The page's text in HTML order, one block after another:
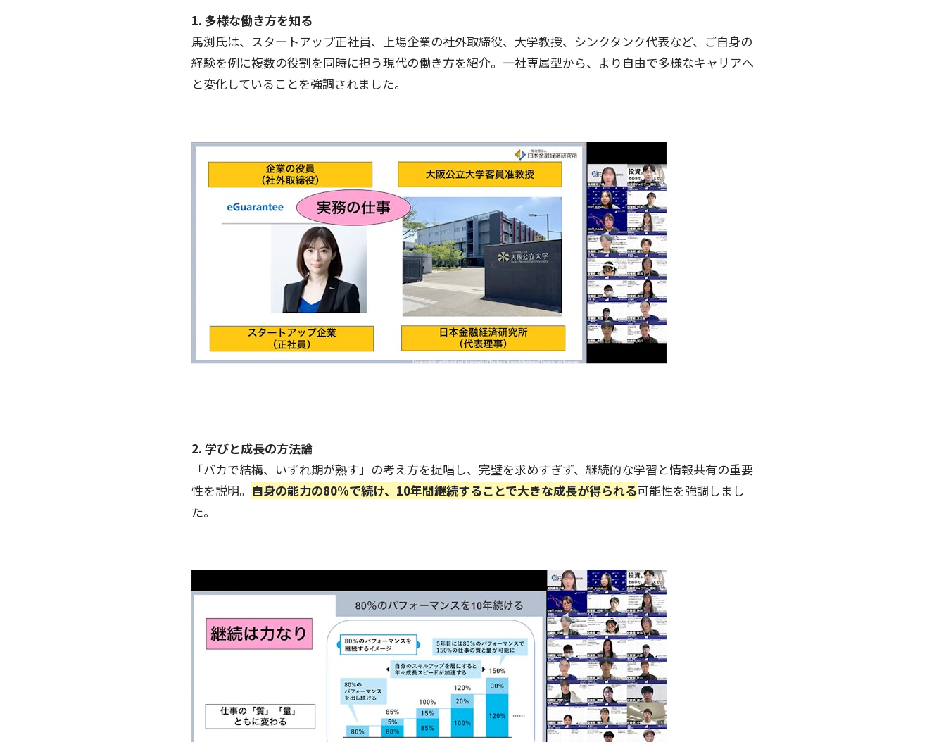
1. 多様な働き方を知る
馬渕氏は、スタートアップ正社員、上場企業の社外取締役、大学教授、シンクタンク代表など、ご自身の
経験を例に複数の役割を同時に担う現代の働き方を紹介。一社専属型から、より自由で多様なキャリアへ
と変化していることを強調されました。
2. 学びと成長の方法論
「バカで結構、いずれ期が熟す」の考え方を提唱し、完璧を求めすぎず、継続的な学習と情報共有の重要
性を説明。 自身の能力の80%で続け、10年間継続することで大きな成長が得られる可能性を強調しまし
た。